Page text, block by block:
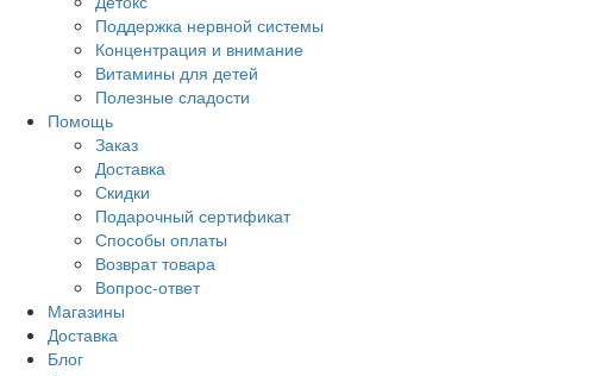
Поддержка нервной системы
Концентрация и внимание
Витамины для детей
Полезные сладости
Помощь
Заказ
Доставка
Скидки
Подарочный сертификат
Способы оплаты
Возврат товара
Вопрос-ответ
Магазины
Доставка
Блог